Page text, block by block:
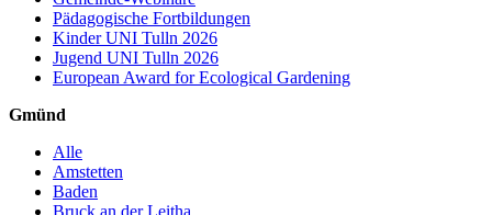
Pädagogische Fortbildungen
Kinder UNI Tulln 2026
Jugend UNI Tulln 2026
European Award for Ecological Gardening
Gmünd
Alle
Amstetten
Baden
Bruck an der Leitha